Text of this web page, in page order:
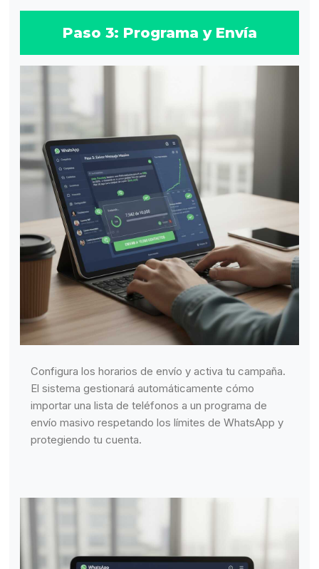
Paso 3: Programa y Envía
Configura los horarios de envío y activa tu campaña.
El sistema gestionará automáticamente cómo
importar una lista de teléfonos a un programa de
envío masivo respetando los límites de WhatsApp y
protegiendo tu cuenta.